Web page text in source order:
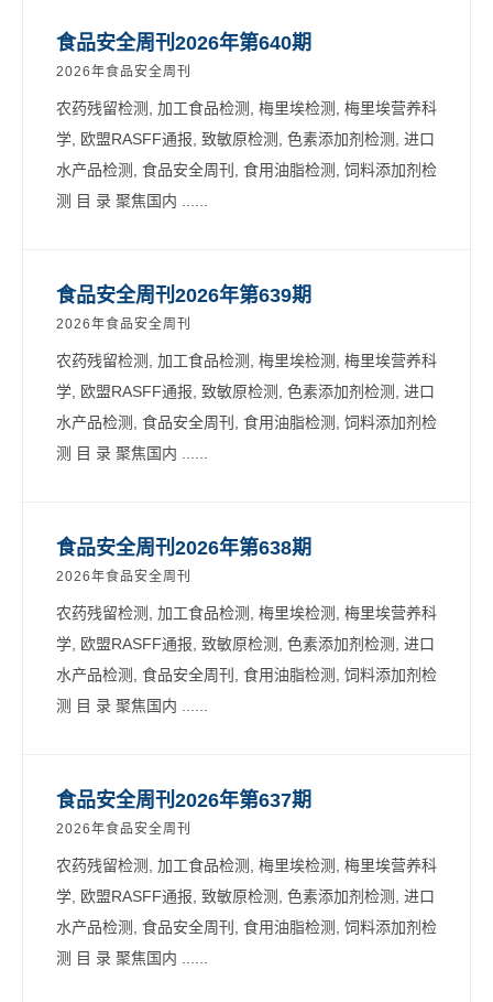
食品安全周刊2026年第640期
2026年食品安全周刊
农药残留检测, 加工食品检测, 梅里埃检测, 梅里埃营养科
学, 欧盟RASFF通报, 致敏原检测, 色素添加剂检测, 进口
水产品检测, 食品安全周刊, 食用油脂检测, 饲料添加剂检
测 目 录 聚焦国内 ......
食品安全周刊2026年第639期
2026年食品安全周刊
农药残留检测, 加工食品检测, 梅里埃检测, 梅里埃营养科
学, 欧盟RASFF通报, 致敏原检测, 色素添加剂检测, 进口
水产品检测, 食品安全周刊, 食用油脂检测, 饲料添加剂检
测 目 录 聚焦国内 ......
食品安全周刊2026年第638期
2026年食品安全周刊
农药残留检测, 加工食品检测, 梅里埃检测, 梅里埃营养科
学, 欧盟RASFF通报, 致敏原检测, 色素添加剂检测, 进口
水产品检测, 食品安全周刊, 食用油脂检测, 饲料添加剂检
测 目 录 聚焦国内 ......
食品安全周刊2026年第637期
2026年食品安全周刊
农药残留检测, 加工食品检测, 梅里埃检测, 梅里埃营养科
学, 欧盟RASFF通报, 致敏原检测, 色素添加剂检测, 进口
水产品检测, 食品安全周刊, 食用油脂检测, 饲料添加剂检
测 目 录 聚焦国内 ......